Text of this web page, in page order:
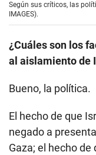
Según sus críticos, las
IMAGES).
¿Cuáles son los
al aislamiento de
Bueno, la política.
El hecho de que
negado a
Gaza; el hecho